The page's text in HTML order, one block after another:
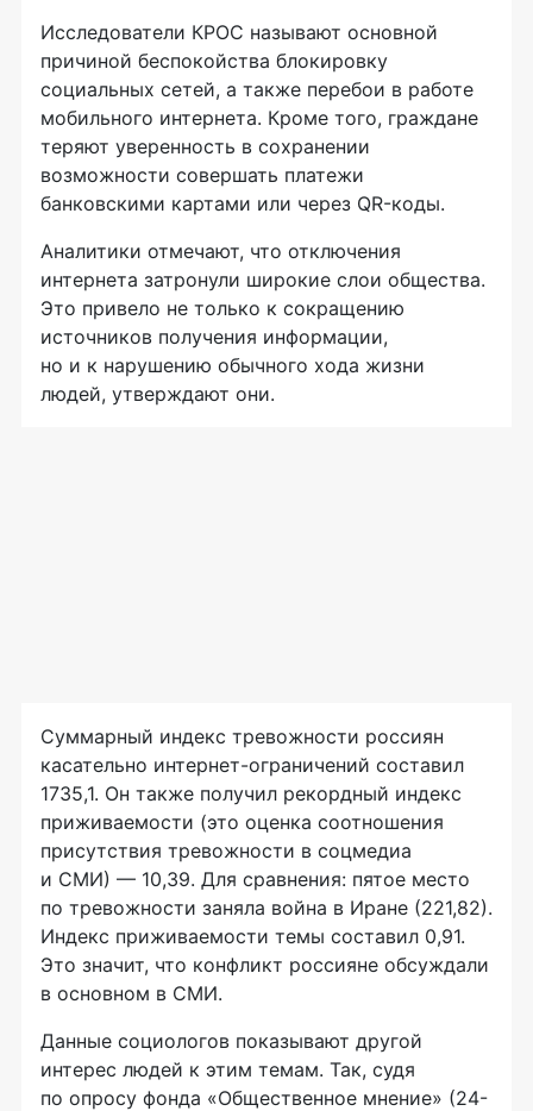
Исследователи КРОС называют основной
причиной беспокойства блокировку
социальных сетей, а также перебои в работе
мобильного интернета. Кроме того, граждане
теряют уверенность в сохранении
возможности совершать платежи
банковскими картами или через QR-коды.
Аналитики отмечают, что отключения
интернета затронули широкие слои общества.
Это привело не только к сокращению
источников получения информации,
но и к нарушению обычного хода жизни
людей, утверждают они.
Суммарный индекс тревожности россиян
касательно интернет-ограничений составил
1735,1. Он также получил рекордный индекс
приживаемости (это оценка соотношения
присутствия тревожности в соцмедиа
и СМИ) — 10,39. Для сравнения: пятое место
по тревожности заняла война в Иране (221,82).
Индекс приживаемости темы составил 0,91.
Это значит, что конфликт россияне обсуждали
в основном в СМИ.
Данные социологов показывают другой
интерес людей к этим темам. Так, судя
по опросу фонда «Общественное мнение» (24-